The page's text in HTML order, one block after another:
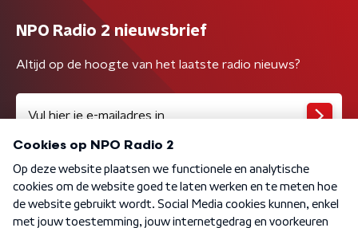
NPO Radio 2 nieuwsbrief
Altijd op de hoogte van het laatste radio nieuws?
Algemene voorwaarden